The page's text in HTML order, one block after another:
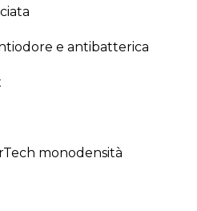
e antibatterica
monodensità